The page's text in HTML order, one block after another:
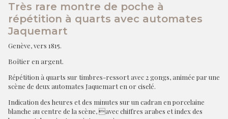
Très rare montre de poche à
répétition à quarts avec automates
Jaquemart
Genève, vers 1815.
Boîtier en argent.
Répétition à quarts sur timbres-ressort avec 2 gongs, animée par une
scène de deux automates Jaquemart en or ciselé.
Indication des heures et des minutes sur un cadran en porcelaine
blanche au centre de la scène, avec chiffres arabes et index des